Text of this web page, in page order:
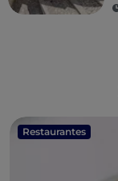
Restaurantes